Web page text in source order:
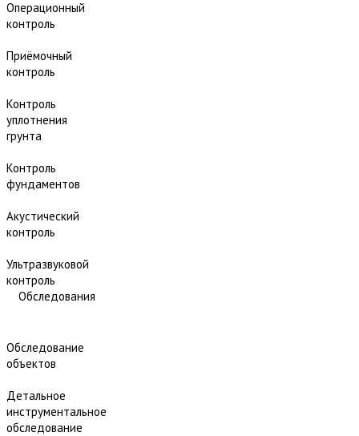
Операционный
контроль
Приёмочный
контроль
Контроль
уплотнения
грунта
Контроль
фундаментов
Акустический
контроль
Ультразвуковой
контроль
Обследования
Обследование
объектов
Детальное
инструментальное
обследование